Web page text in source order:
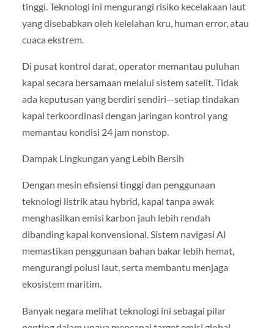
tinggi. Teknologi ini mengurangi risiko kecelakaan laut
yang disebabkan oleh kelelahan kru, human error, atau
cuaca ekstrem.
Di pusat kontrol darat, operator memantau puluhan
kapal secara bersamaan melalui sistem satelit. Tidak
ada keputusan yang berdiri sendiri—setiap tindakan
kapal terkoordinasi dengan jaringan kontrol yang
memantau kondisi 24 jam nonstop.
Dampak Lingkungan yang Lebih Bersih
Dengan mesin efisiensi tinggi dan penggunaan
teknologi listrik atau hybrid, kapal tanpa awak
menghasilkan emisi karbon jauh lebih rendah
dibanding kapal konvensional. Sistem navigasi AI
memastikan penggunaan bahan bakar lebih hemat,
mengurangi polusi laut, serta membantu menjaga
ekosistem maritim.
Banyak negara melihat teknologi ini sebagai pilar